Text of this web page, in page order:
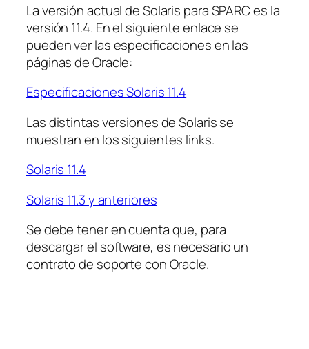
La versión actual de Solaris para SPARC es la
versión 11.4. En el siguiente enlace se
pueden ver las especificaciones en las
páginas de Oracle:
Especificaciones Solaris 11.4
Las distintas versiones de Solaris se
muestran en los siguientes links.
Solaris 11.4
Solaris 11.3 y anteriores
Se debe tener en cuenta que, para
descargar el software, es necesario un
contrato de soporte con Oracle.